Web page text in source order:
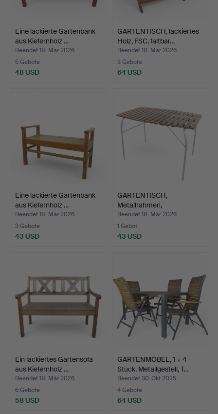
Eine lackierte Gartenbank
aus Kiefernholz …
Beendet 18. Mär 2026
5 Gebote
48 USD
GARTENTISCH, lackiertes
Holz, FSC, faltbar…
Beendet 18. Mär 2026
3 Gebote
64 USD
Eine lackierte Gartenbank
aus Kiefernholz …
Beendet 18. Mär 2026
3 Gebote
43 USD
GARTENTISCH,
Metallrahmen,
Teakholzrippen,…
Beendet 18. Mär 2026
1 Gebot
43 USD
Ein lackiertes Gartensofa
aus Kiefernholz …
Beendet 18. Mär 2026
6 Gebote
58 USD
GARTENMÖBEL, 1 + 4
Stück, Metallgestell, T…
Beendet 30. Okt 2025
4 Gebote
64 USD